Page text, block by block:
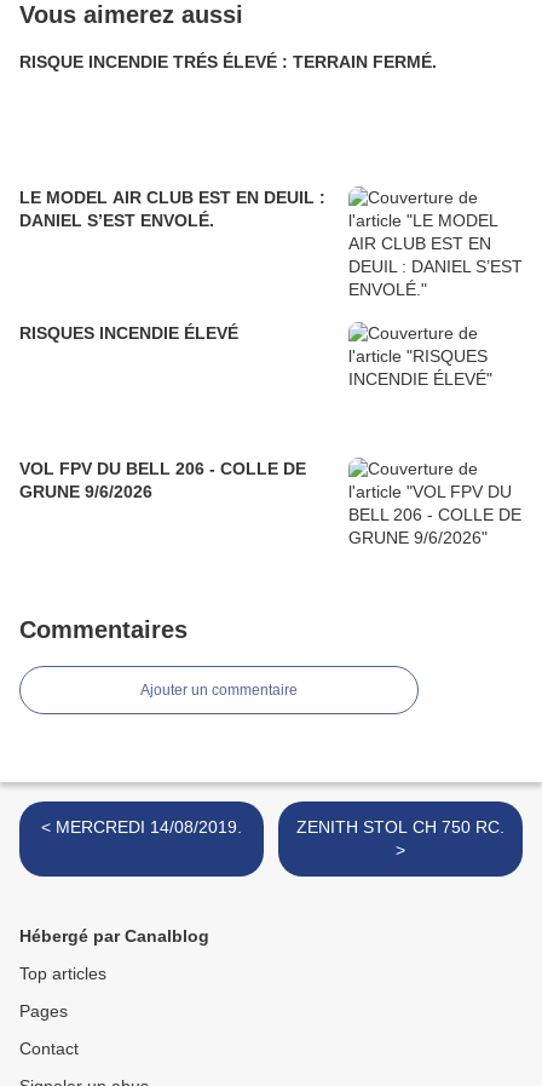
Vous aimerez aussi
RISQUE INCENDIE TRÉS ÉLEVÉ : TERRAIN FERMÉ.
LE MODEL AIR CLUB EST EN DEUIL :
DANIEL S’EST ENVOLÉ.
RISQUES INCENDIE ÉLEVÉ
VOL FPV DU BELL 206 - COLLE DE
GRUNE 9/6/2026
Commentaires
Ajouter un commentaire
< MERCREDI 14/08/2019.
ZENITH STOL CH 750 RC.
>
Hébergé par Canalblog
Top articles
Pages
Contact